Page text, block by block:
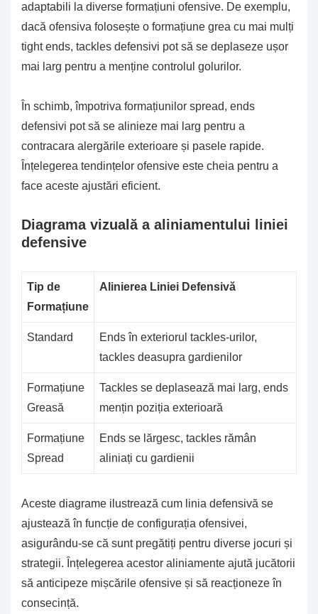
adaptabili la diverse formațiuni ofensive. De exemplu,
dacă ofensiva folosește o formațiune grea cu mai mulți
tight ends, tackles defensivi pot să se deplaseze ușor
mai larg pentru a menține controlul golurilor.
În schimb, împotriva formațiunilor spread, ends
defensivi pot să se alinieze mai larg pentru a
contracara alergările exterioare și pasele rapide.
Înțelegerea tendințelor ofensive este cheia pentru a
face aceste ajustări eficient.
Diagrama vizuală a aliniamentului liniei
defensive
Tip de
Formațiune
Alinierea Liniei Defensivă
Standard
Ends în exteriorul tackles-urilor,
tackles deasupra gardienilor
Formațiune
Greasă
Tackles se deplasează mai larg, ends
mențin poziția exterioară
Formațiune
Spread
Ends se lărgesc, tackles rămân
aliniați cu gardienii
Aceste diagrame ilustrează cum linia defensivă se
ajustează în funcție de configurația ofensivei,
asigurându-se că sunt pregătiți pentru diverse jocuri și
strategii. Înțelegerea acestor aliniamente ajută jucătorii
să anticipeze mișcările ofensive și să reacționeze în
consecință.